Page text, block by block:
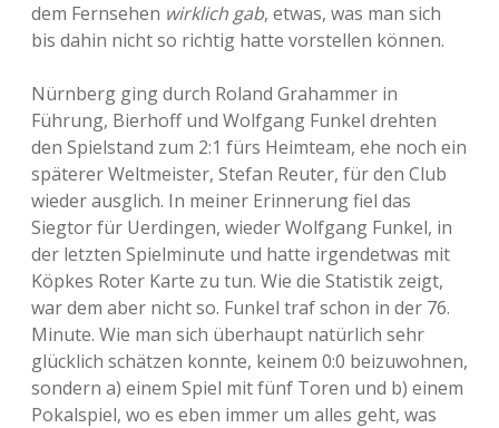
dem Fernsehen wirklich gab, etwas, was man sich
bis dahin nicht so richtig hatte vorstellen können.
Nürnberg ging durch Roland Grahammer in
Führung, Bierhoff und Wolfgang Funkel drehten
den Spielstand zum 2:1 fürs Heimteam, ehe noch ein
späterer Weltmeister, Stefan Reuter, für den Club
wieder ausglich. In meiner Erinnerung fiel das
Siegtor für Uerdingen, wieder Wolfgang Funkel, in
der letzten Spielminute und hatte irgendetwas mit
Köpkes Roter Karte zu tun. Wie die Statistik zeigt,
war dem aber nicht so. Funkel traf schon in der 76.
Minute. Wie man sich überhaupt natürlich sehr
glücklich schätzen konnte, keinem 0:0 beizuwohnen,
sondern a) einem Spiel mit fünf Toren und b) einem
Pokalspiel, wo es eben immer um alles geht, was